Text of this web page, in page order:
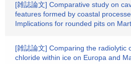
[雑誌論文] Comparative study on
features formed by coastal
Implications for rounded pits on
[雑誌論文] Comparing the radiolytic
chloride within ice on Europa and